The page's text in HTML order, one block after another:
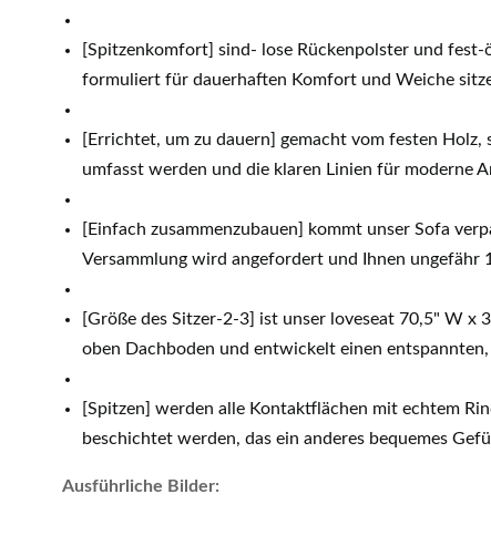
[Spitzenkomfort] sind- lose Rückenpolster und
formuliert für dauerhaften Komfort und Weiche
[Errichtet, um zu dauern] gemacht vom festen
umfasst werden und die klaren Linien für moderne
[Einfach zusammenzubauen] kommt unser Sofa
Versammlung wird angefordert und Ihnen ungefähr
[Größe des Sitzer-2-3] ist unser loveseat 70,5" W x
oben Dachboden und entwickelt einen
[Spitzen] werden alle Kontaktflächen mit echtem
beschichtet werden, das ein anderes bequemes
Ausführliche Bilder: